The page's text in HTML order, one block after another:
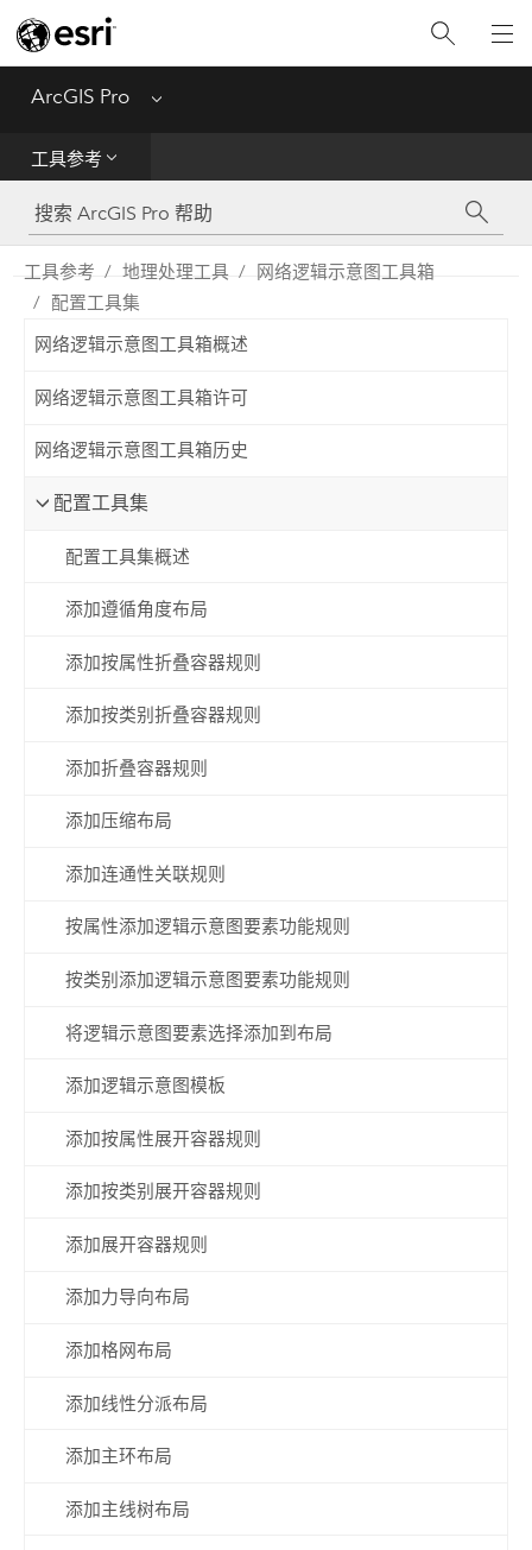
ArcGIS Pro Menu
工具参考
工具参考
Python
SDK
工具参考 地理处理工具
网络逻辑示意图工具箱
配置工具集
网络逻辑示意图工具箱概述
网络逻辑示意图工具箱许可
网络逻辑示意图工具箱历史
配置工具集
配置工具集概述
添加遵循角度布局
添加按属性折叠容器规则
添加按类别折叠容器规则
添加折叠容器规则
添加压缩布局
添加连通性关联规则
按属性添加逻辑示意图要素功能规则
按类别添加逻辑示意图要素功能规则
将逻辑示意图要素选择添加到布局
添加逻辑示意图模板
添加按属性展开容器规则
添加按类别展开容器规则
添加展开容器规则
添加力导向布局
添加格网布局
添加线性分派布局
添加主环布局
添加主线树布局